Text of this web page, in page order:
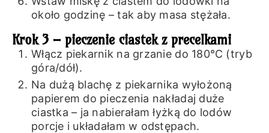
około godzinę – tak aby masa stężała.
Krok 3 – pieczenie ciastek z precelkami
Włącz piekarnik na grzanie do 180℃ (tryb
góra/dół).
Na dużą blachę z piekarnika wyłożoną
papierem do pieczenia nakładaj duże
ciastka – ja nabierałam łyżką do lodów
porcje i układałam w odstępach.